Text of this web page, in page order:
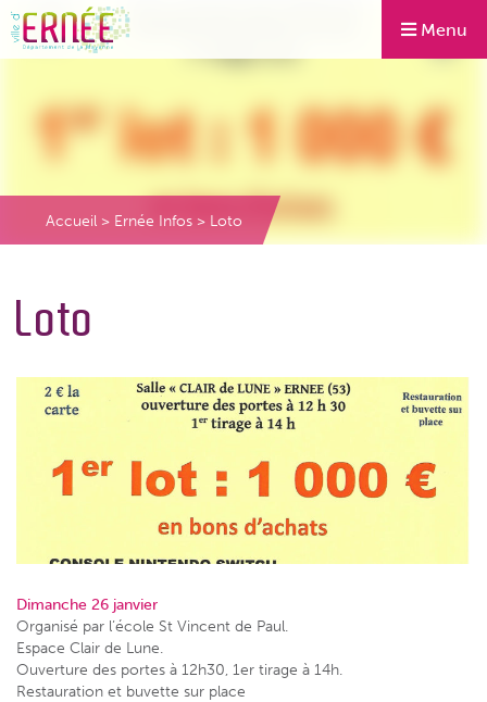
Menu
Accueil > Ernée Infos > Loto
Loto
Dimanche 26 janvier
Organisé par l’école St Vincent de Paul.
Espace Clair de Lune.
Ouverture des portes à 12h30, 1er tirage à 14h.
Restauration et buvette sur place